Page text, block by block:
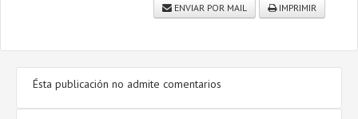
ENVIAR POR MAIL IMPRIMIR
Ésta publicación no admite comentarios